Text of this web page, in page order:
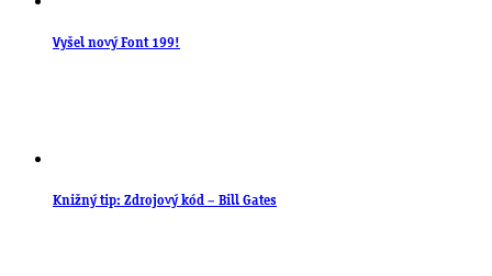
Vyšel nový Font 199!
Knižný tip: Zdrojový kód – Bill Gates